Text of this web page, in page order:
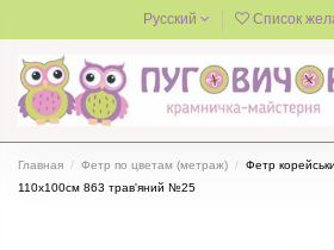
Русский Список
Главная Фетр по цветам (метраж)
Фетр
110х100см 863 трав'яний №25